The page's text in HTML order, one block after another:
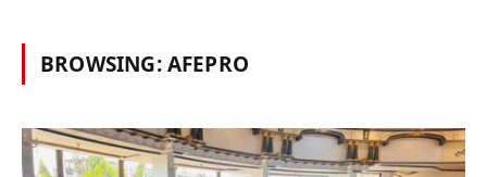
BROWSING:AFEPRO